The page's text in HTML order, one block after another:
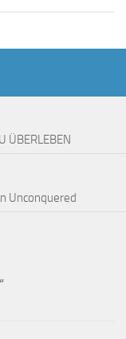
ÜBERLEBEN
Unconquered